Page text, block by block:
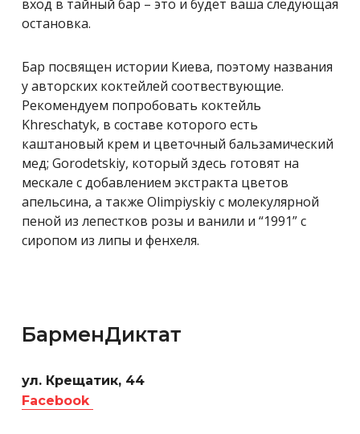
вход в тайный бар – это и будет ваша следующая
остановка.
Бар посвящен истории Киева, поэтому названия
у авторских коктейлей соотвествующие.
Рекомендуем попробовать коктейль
Khreschatyk, в составе которого есть
каштановый крем и цветочный бальзамический
мед; Gorodetskiy, который здесь готовят на
мескале с добавлением экстракта цветов
апельсина, а также Olimpiyskiy с молекулярной
пеной из лепестков розы и ванили и “1991” с
сиропом из липы и фенхеля.
БарменДиктат
ул. Крещатик, 44
Facebook